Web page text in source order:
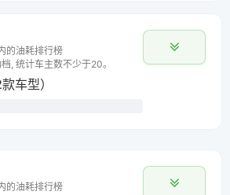
的油耗排行榜
, 统计车主数不少于20。
车型）
的油耗排行榜